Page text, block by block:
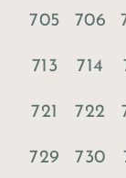
705 706
713 714
721 722
729 730